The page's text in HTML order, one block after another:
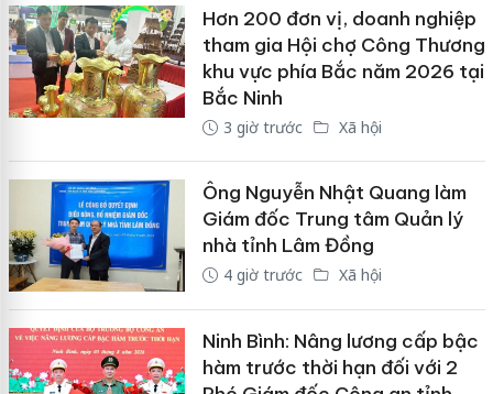
Hơn 200 đơn vị, doanh nghiệp
tham gia Hội chợ Công Thương
khu vực phía Bắc năm 2026 tại
Bắc Ninh
3 giờ trước Xã hội
Ông Nguyễn Nhật Quang làm
Giám đốc Trung tâm Quản lý
nhà tỉnh Lâm Đồng
4 giờ trước Xã hội
Ninh Bình: Nâng lương cấp bậc
hàm trước thời hạn đối với 2